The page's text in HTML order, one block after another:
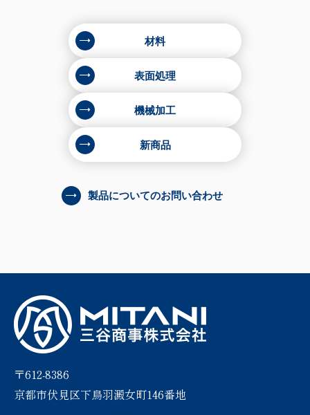
材料
表面処理
機械加工
新商品
製品についてのお問い合わせ
〒612-8386
京都市伏見区下鳥羽澱女町146番地